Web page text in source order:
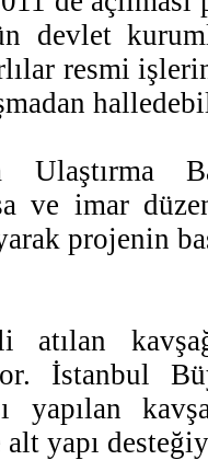
devlet
resmi
ve imar
projenin
atılan
İstanbul
yapılan
yapı